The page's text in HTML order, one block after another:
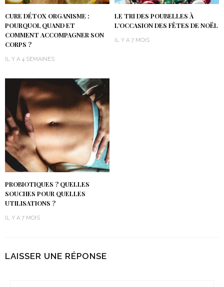
CURE DÉTOX ORGANISME :
POURQUOI, QUAND ET
COMMENT ACCOMPAGNER SON
CORPS ?
IL Y A 4 SEMAINES
LE TRI DES POUBELLES À
L’OCCASION DES FÊTES DE NOËL
IL Y A 7 MOIS
PROBIOTIQUES ? QUELLES
SOUCHES POUR QUELLES
UTILISATIONS ?
IL Y A 7 MOIS
LAISSER UNE RÉPONSE